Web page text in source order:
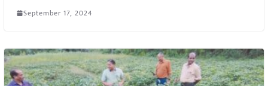
September 17, 2024